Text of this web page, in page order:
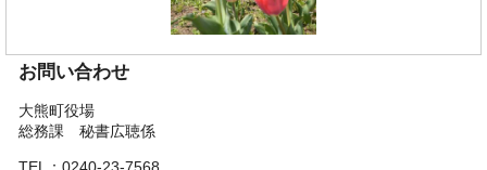
お問い合わせ
大熊町役場
総務課 秘書広聴係